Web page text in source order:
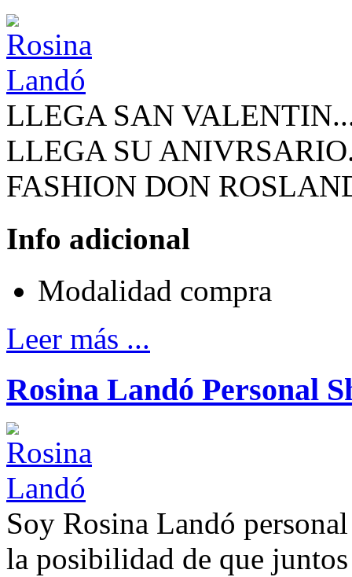
LLEGA SAN
LLEGA SU
FASHION DON
Info adicional
Modalidad compra
Leer más ...
Rosina Landó Personal
Soy Rosina Landó
la posibilidad de que